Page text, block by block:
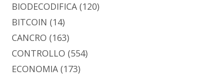
BIODECODIFICA(120)
BITCOIN (14)
CANCRO (163)
CONTROLLO (554)
ECONOMIA(173)